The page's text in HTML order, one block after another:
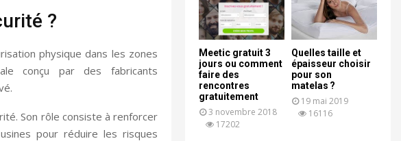
?
physique dans les zones
conçu par des fabricants
Son rôle consiste à renforcer
pour réduire les risques
Meetic gratuit 3
jours ou comment
faire des
rencontres
gratuitement
3 novembre 2018
17202
Quelles taille et
épaisseur choisir
pour son
matelas ?
19 mai 2019
16116